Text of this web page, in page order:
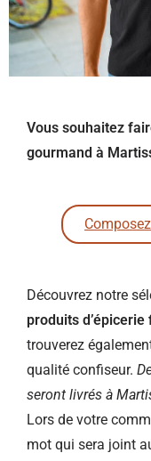
Vous souhaitez
gourmand à
Découvrez notre
produits
trouverez
qualité confiseur.
seront livrés à
Lors de votre
mot qui sera joint